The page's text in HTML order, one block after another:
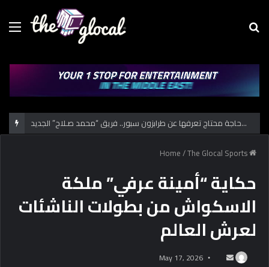
Menu
كل حاجة محتاج تعرفها عن طرابزون سبور.. فريق “محمد صـلاح” الجديد
/The Glocal Sports
حكاية “أمينة عرفي” ملكة
الاسكواش من بطولات الناشئات
لعرش العالم
May 17, 2026